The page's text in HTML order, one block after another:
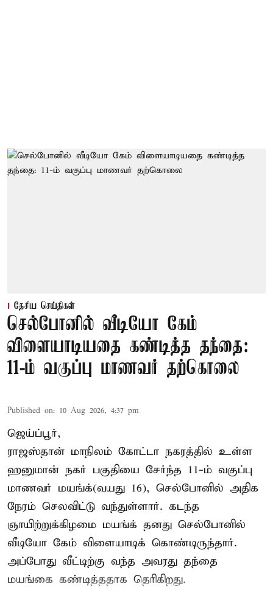
தேசிய செய்திகள்
செல்போனில் வீடியோ கேம்
விளையாடியதை கண்டித்த தந்தை:
11-ம் வகுப்பு மாணவர் தற்கொலை
Published on: 10 Aug 2026, 4:37 pm
ஜெய்ப்பூர்,
ராஜஸ்தான் மாநிலம் கோட்டா நகரத்தில் உள்ள
ஹனுமான் நகர் பகுதியை சேர்ந்த 11-ம் வகுப்பு
மாணவர் மயங்க்(வயது 16), செல்போனில் அதிக
நேரம் செலவிட்டு வந்துள்ளார். கடந்த
ஞாயிற்றுக்கிழமை மயங்க் தனது செல்போனில்
வீடியோ கேம் விளையாடிக் கொண்டிருந்தார்.
அப்போது வீட்டிற்கு வந்த அவரது தந்தை
மயங்கை கண்டித்ததாக தெரிகிறது.